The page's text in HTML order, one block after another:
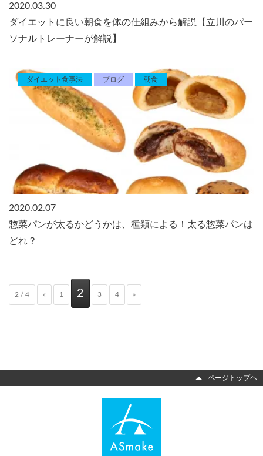
2020.03.30
ダイエットに良い朝食を体の仕組みから解説【立川のパー
ソナルトレーナーが解説】
ダイエット食事法 ブログ 朝食
2020.02.07
惣菜パンが太るかどうかは、種類による！太る惣菜パンは
どれ？
2 / 4 « 1 2 3 4 »
ページトップヘ